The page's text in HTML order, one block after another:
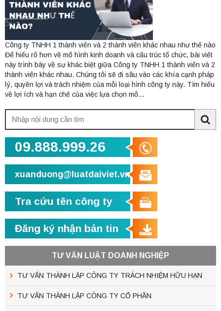
Công ty TNHH 1 thành viên và 2 thành viên khác nhau như thế nào
Để hiểu rõ hơn về mô hình kinh doanh và cấu trúc tổ chức, bài viết
này trình bày về sự khác biệt giữa Công ty TNHH 1 thành viên và 2
thành viên khác nhau. Chúng tôi sẽ đi sâu vào các khía cạnh pháp
lý, quyền lợi và trách nhiệm của mỗi loại hình công ty này. Tìm hiểu
về lợi ích và hạn chế của việc lựa chọn mô...
kiếm:
09.888.999.26
xuanduong@luatdaiviet.vn
Tra cứu tên công ty
Đăng ký nhận bản tin
TƯ VẤN LUẬT DOANH NGHIỆP
TƯ VẤN THÀNH LẬP CÔNG TY TRÁCH NHIỆM HỮU HẠN
TƯ VẤN THÀNH LẬP CÔNG TY CỔ PHẦN